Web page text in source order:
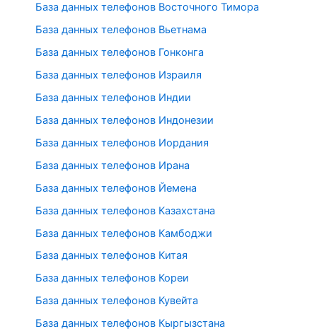
База данных телефонов Восточного Тимора
База данных телефонов Вьетнама
База данных телефонов Гонконга
База данных телефонов Израиля
База данных телефонов Индии
База данных телефонов Индонезии
База данных телефонов Иордания
База данных телефонов Ирана
База данных телефонов Йемена
База данных телефонов Казахстана
База данных телефонов Камбоджи
База данных телефонов Китая
База данных телефонов Кореи
База данных телефонов Кувейта
База данных телефонов Кыргызстана